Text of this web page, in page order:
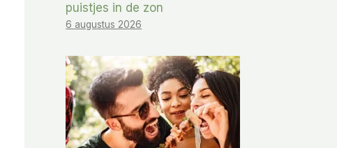
puistjes in de zon
6 augustus 2026